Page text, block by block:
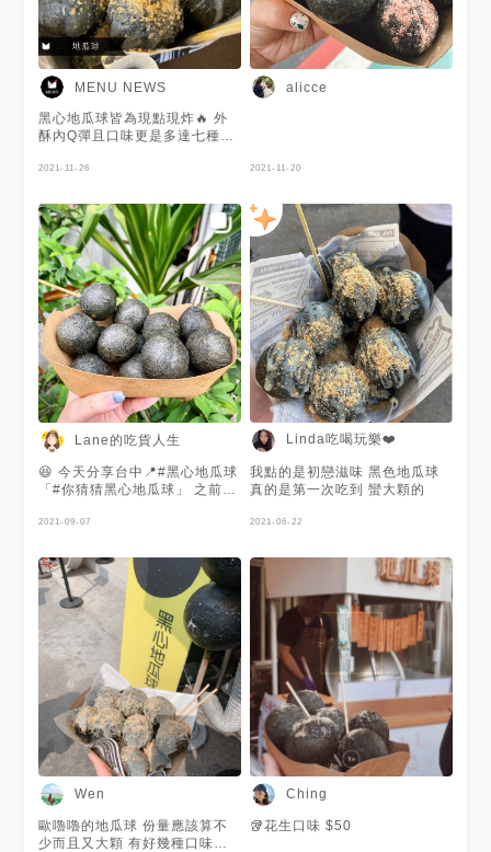
MENU NEWS
黑心地瓜球皆為現點現炸🔥 外
酥內Q彈且口味更是多達七種選
自製的美乃滋😯 再撒上滿滿肉
上面那感覺🐙 謝謝 @Yiping
Yu 提供美照🧡
2021-11-26
alicce
2021-11-20
Lane的吃貨人生
😆 今天分享台中📍#黑心地瓜球
「#你猜猜黑心地瓜球」 之前因
以就沒有發文了 最近又開始營
台中知名景點審計新村旁邊的攤
位 現在改地址囉～可以往下看
新地址！ . 📌黑心地瓜球（原
味）50元 地瓜球的size一顆就
超級大🖤 吃起來外皮是酥脆微
硬 裡面一樣是很有嚼勁偏硬一
些 當初想說平常地瓜球都是吃
原味的 所以就點原味 原味吃起
來的甜味很不明顯 吃到後面會
蠻單調的～ 一份大約13顆 建議
兩個人一起吃❗️ 不然真的會吃
膩，嘴巴也會咬的很酸🤣 🗣誠
心建議可以點一半一半不同口味
. 踩點日期🗓20201025 . 營業
地點📍：台中市北區英才路191
號 營業電話📞：0973448018
營業時間⏰：14:00～19:30 . #
2021-09-07
Linda吃喝玩樂❤️
我點的是初戀滋味 黑色地瓜球
真的是第一次吃到 蠻大顆的
2021-06-22
Wen
歐嚕嚕的地瓜球 份量應該算不
少而且又大顆 有好幾種口味可
Ching
🥡花生口味 $50